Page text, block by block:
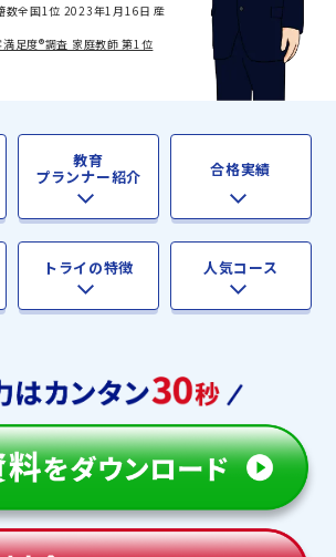
全国1位 2023年1月16日 産
足度®調査 家庭教師 第1位
教育
プランナー紹介 合格実績
トライの特徴 人気コース